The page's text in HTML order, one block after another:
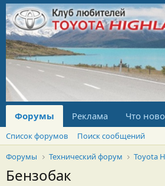
Форумы Реклама Что
Список форумов
Поиск сообщений
Форумы
Технический форум Toyota
Бензобак